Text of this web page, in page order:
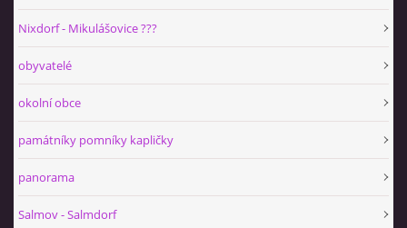
Nixdorf - Mikulášovice ???
obyvatelé
okolní obce
památníky pomníky kapličky
panorama
Salmov - Salmdorf